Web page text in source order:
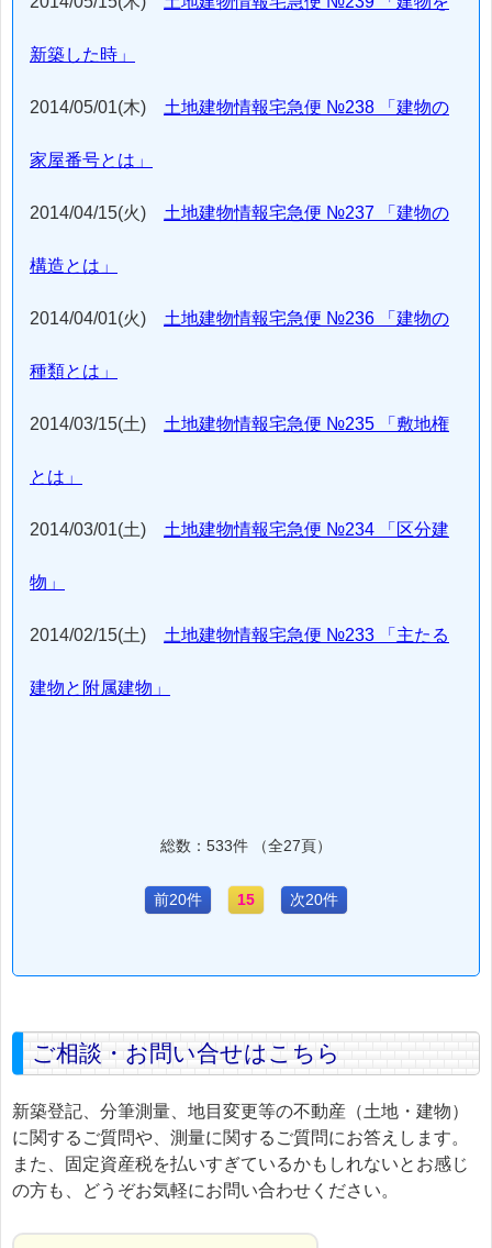
新築した時」
2014/05/01(木) 土地建物情報宅急便 №238 「建物の
家屋番号とは」
2014/04/15(火) 土地建物情報宅急便 №237 「建物の
構造とは」
2014/04/01(火) 土地建物情報宅急便 №236 「建物の
種類とは」
2014/03/15(土) 土地建物情報宅急便 №235 「敷地権
とは」
2014/03/01(土) 土地建物情報宅急便 №234 「区分建
物」
2014/02/15(土) 土地建物情報宅急便 №233 「主たる
建物と附属建物」
総数：533件 （全27頁）
前20件 15 次20件
ご相談・お問い合せはこちら
新築登記、分筆測量、地目変更等の不動産（土地・建物）
に関するご質問や、測量に関するご質問にお答えします。
また、固定資産税を払いすぎているかもしれないとお感じ
の方も、どうぞお気軽にお問い合わせください。